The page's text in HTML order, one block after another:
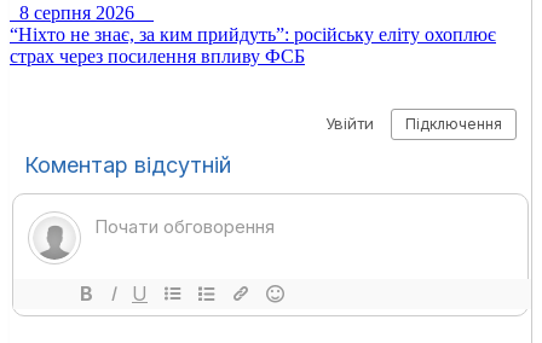
8 серпня 2026
“Ніхто не знає, за ким прийдуть”: російську еліту охоплює
страх через посилення впливу ФСБ